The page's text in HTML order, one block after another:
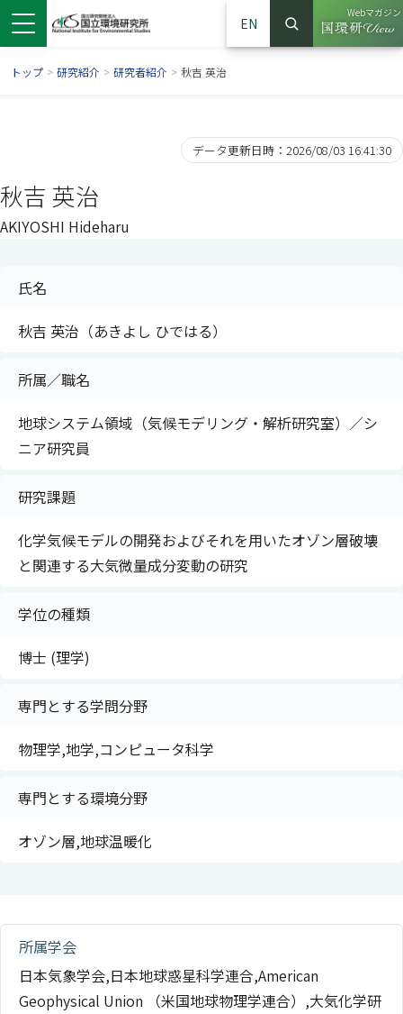
ウで開きます）
ンドウで開きます）
ウインドウで開きます）
EN
サイト内検索
検索
Webマガジン
（別ウイ
トップ > 研究紹介 > 研究者紹介 > 秋吉 英治
データ更新日時：2026/08/03 16:41:30
秋吉 英治
AKIYOSHI Hideharu
氏名
秋吉 英治（あきよし ひではる）
所属／職名
地球システム領域（気候モデリング・解析研究室）／シ
ニア研究員
研究課題
化学気候モデルの開発およびそれを用いたオゾン層破壊
と関連する大気微量成分変動の研究
学位の種類
博士 (理学)
専門とする学問分野
物理学,地学,コンピュータ科学
専門とする環境分野
オゾン層,地球温暖化
所属学会
日本気象学会,日本地球惑星科学連合,American
Geophysical Union （米国地球物理学連合）,大気化学研